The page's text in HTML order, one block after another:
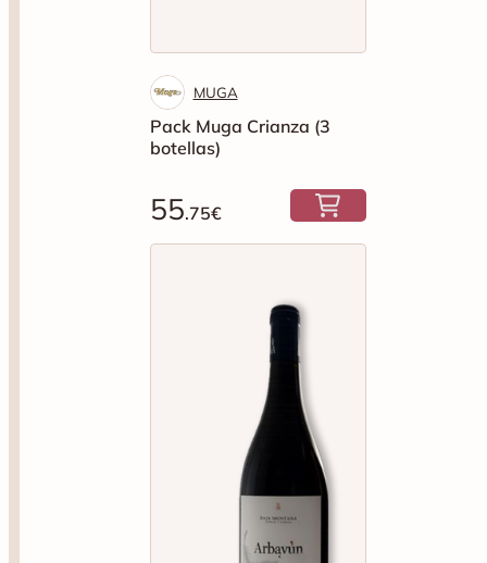
MUGA
Pack Muga Crianza (3
botellas)
55.75€